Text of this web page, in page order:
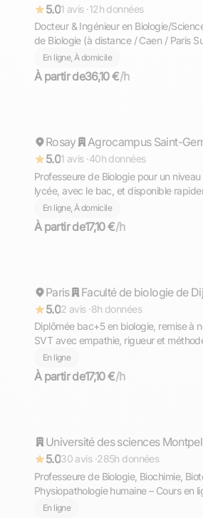
5.01 avis ·12h données
Docteur & Ingénieur en Biologie/
de Biologie (à distance / Caen / Paris
En ligne, À domicile
À partir de36,10 €/h
Répond rapidement
Rosay
5.01 avis ·40h données
Professeure de Biologie pour un
lycée, avec le bac, et disponible
En ligne, À domicile
À partir de17,10 €/h
Répond rapidement
Paris
Faculté de biologie de
5.02 avis ·8h données
Diplômée bac+5 en biologie, remise à
SVT avec empathie, rigueur et
En ligne
À partir de17,10 €/h
Répond rapidement
Université des sciences
5.030 avis ·285h données
Professeure de Biologie, Biochimie,
Physiopathologie humaine – Cours en
1ère et Terminale STL et ST2S
En ligne